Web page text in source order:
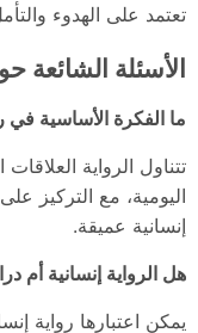
تعتمد على الهدوء
الأسئلة الشائعة
ما الفكرة الأساسية في
تتناول الرواية
اليومية، مع التركيز
إنسانية عميقة.
هل الرواية إنسانية أم
يمكن اعتبارها رواية